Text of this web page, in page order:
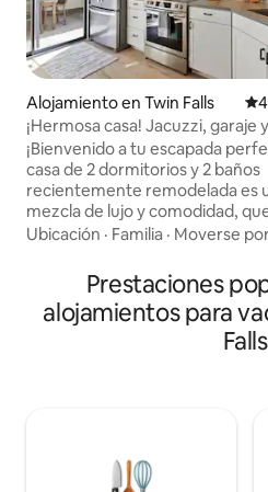
Alojamiento en Twin Falls
¡Hermosa casa! Jacuzzi, garaje
cerca
¡Bienvenido a tu escapada
casa de 2 dormitorios y 2 baños
recientemente remodelada es
mezcla de lujo y comodidad,
todo lo necesario para una
cocina totalmente equipada,
2 coches, barbacoa y patio
lavandería. Wifi superrápido en todas
televisor de alta definición de 86
este alojamiento tiene todo lo
para una experiencia inolvidable.
Ubicación · Familia · Moverse
Prestaciones
alojamientos para
Falls